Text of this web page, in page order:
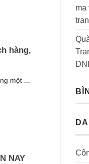
hàng,
một ...
NAY
mạ